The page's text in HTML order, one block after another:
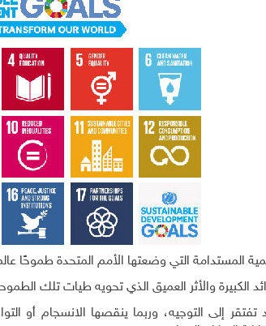
المستدامة التي وضعتها الأمم المتحدة
الكبيرة والأثر العميق الذي تحويه طيات تلك
تفتقر إلى التوجيه، وربما ينقصها الانسجام أو